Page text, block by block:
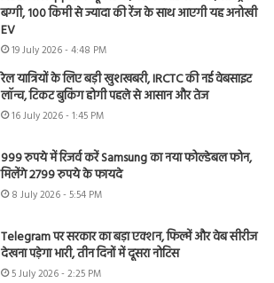
बग्गी, 100 किमी से ज्यादा की रेंज के साथ आएगी यह अनोखी
EV
19 July 2026 - 4:48 PM
रेल यात्रियों के लिए बड़ी खुशखबरी, IRCTC की नई वेबसाइट
लॉन्च, टिकट बुकिंग होगी पहले से आसान और तेज
16 July 2026 - 1:45 PM
999 रुपये में रिजर्व करें Samsung का नया फोल्डेबल फोन,
मिलेंगे 2799 रुपये के फायदे
8 July 2026 - 5:54 PM
Telegram पर सरकार का बड़ा एक्शन, फिल्में और वेब सीरीज
देखना पड़ेगा भारी, तीन दिनों में दूसरा नोटिस
5 July 2026 - 2:25 PM